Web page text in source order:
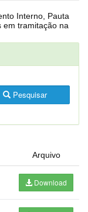
Pesquisar
Arquivo
Download